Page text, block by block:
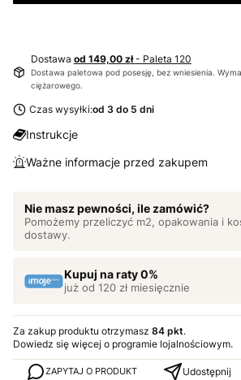
Dostawa od 149,00 zł- Paleta 120
Dostawa paletowa pod posesję, bez wniesienia.
ciężarowego.
Czas wysyłki:od 3 do 5 dni
Instrukcje
Ważne informacje przed zakupem
Nie masz pewności, ile zamówić?
Pomożemy przeliczyć m2, opakowania i
dostawy.
Kupuj na raty 0%
już od 120 zł miesięcznie
Za zakup produktu otrzymasz 84 pkt.
Dowiedz się więcej o programie lojalnościowym.
ZAPYTAJ O PRODUKT Udostępnij